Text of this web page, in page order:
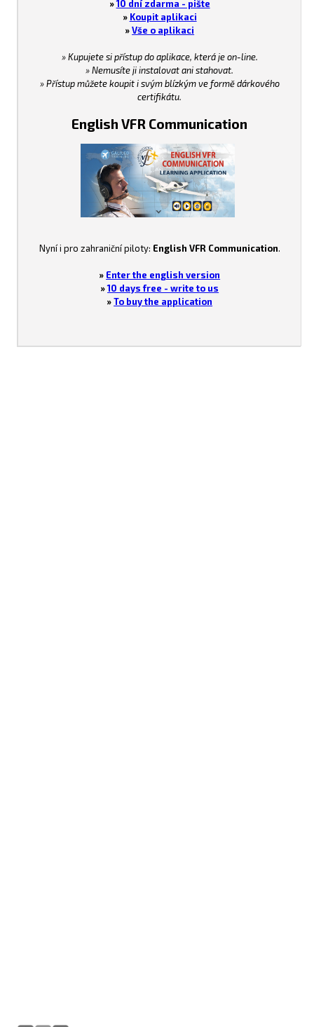
»10 dní zdarma - pište
» Koupit aplikaci
»Vše o aplikaci
» Kupujete si přístup do aplikace, která je on-line.
» Nemusíte ji instalovat ani stahovat.
» Přístup můžete koupit i svým blízkým ve formě dárkového
certifikátu.
English VFR Communication
Nyní i pro zahraniční piloty: English VFR Communication.
» Enter the english version
»10 days free - write to us
»To buy the application